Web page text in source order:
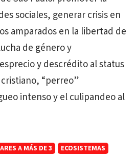
sociales, generar crisis en
amparados en la libertad de
de género y
y descrédito al status
“perreo”
intenso y el culipandeo al
A MÁS DE 3 ECOSISTEMAS